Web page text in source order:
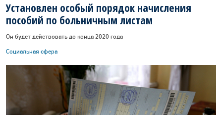
Установлен особый порядок начисления
пособий по больничным листам
Он будет действовать до конца 2020 года
Социальная сфера